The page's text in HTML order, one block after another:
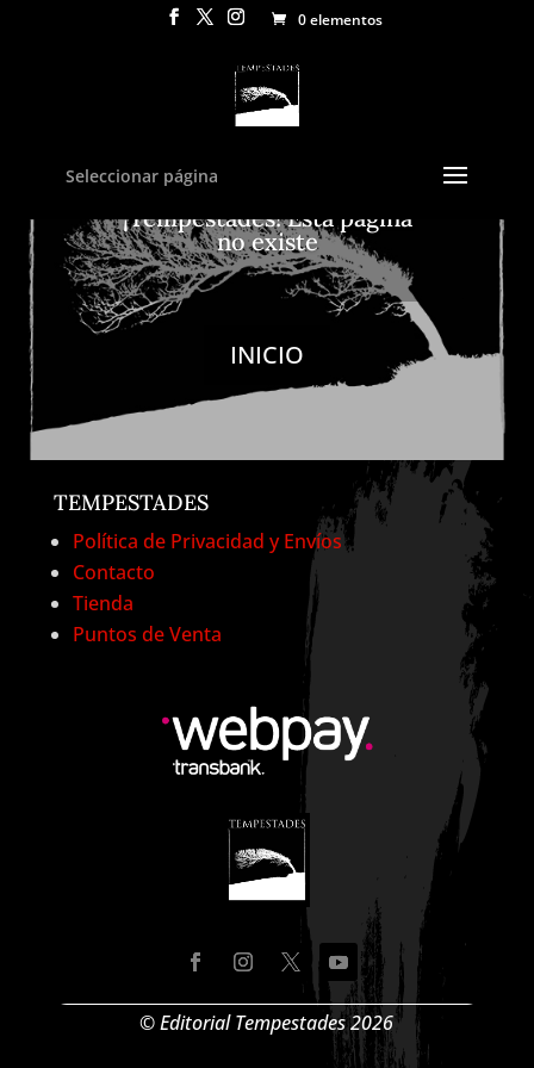
0 elementos
Seleccionar página
¡Tempestades! Esta página
no existe
INICIO
TEMPESTADES
Política de Privacidad y Envíos
Contacto
Tienda
Puntos de Venta
© Editorial Tempestades 2026